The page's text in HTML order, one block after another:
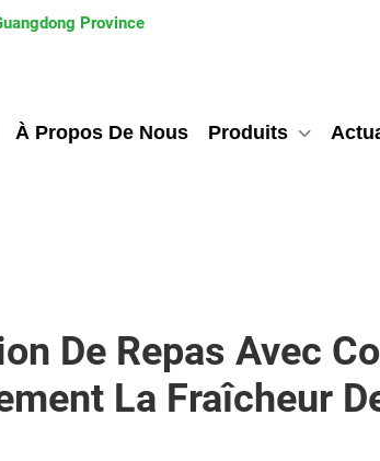
Province
À Propos De Nous Produits
De Repas Avec
La Fraîcheur